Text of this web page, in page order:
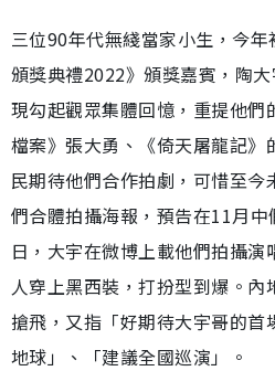
三位90年代無綫當家小生，今
頒獎典禮2022》頒獎嘉賓，陶
現勾起觀眾集體回憶，重提他們
檔案》張大勇、《倚天屠龍記
民期待他們合作拍劇，可惜至
們合體拍攝海報，預告在11月
日，大宇在微博上載他們拍攝演
人穿上黑西裝，打扮型到爆。
搶飛，又指「好期待大宇哥的
地球」、「建議全國巡演」。